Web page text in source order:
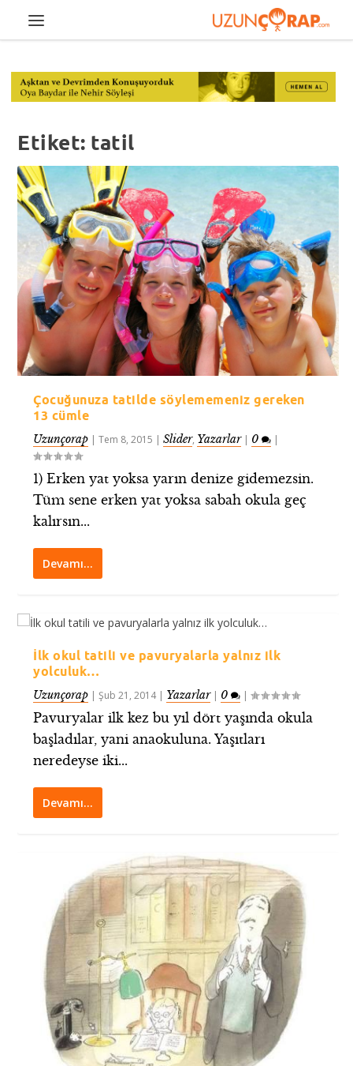
Etiket: tatil
Çocuğunuza tatilde söylememeniz gereken
13 cümle
Uzunçorap |Tem 8, 2015 |Slider, Yazarlar| 0 |
1) Erken yat yoksa yarın denize gidemezsin.
Tüm sene erken yat yoksa sabah okula geç
kalırsın...
Devamı…
İlk okul tatili ve pavuryalarla yalnız ilk
yolculuk…
Uzunçorap |Şub 21, 2014| Yazarlar| 0 |
Pavuryalar ilk kez bu yıl dört yaşında okula
başladılar, yani anaokuluna. Yaşıtları
neredeyse iki...
Devamı…